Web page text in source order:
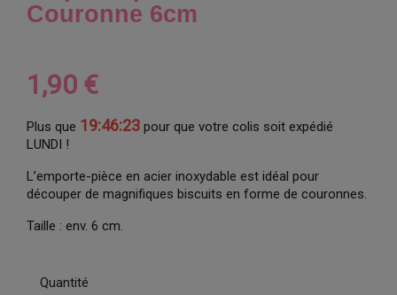
Couronne 6cm
1,90 €
Plus que 19:46:22 pour que votre colis soit expédié
LUNDI !
L’emporte-pièce en acier inoxydable est idéal pour
découper de magnifiques biscuits en forme de couronnes.
Taille : env. 6 cm.
Quantité